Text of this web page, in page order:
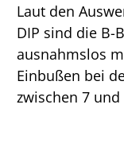
Laut den
DIP sind die B-
ausnahmslos
Einbußen bei
zwischen 7 und